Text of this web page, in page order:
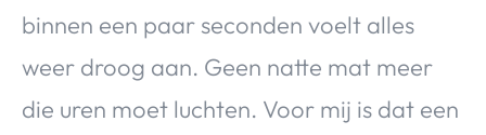
binnen een paar seconden voelt alles
weer droog aan. Geen natte mat meer
die uren moet luchten. Voor mij is dat een